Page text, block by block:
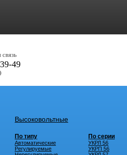
49
Высоковольтные
По типу
Автоматические
Регулируемые
По серии
УКРЛ 56
УКРП 56